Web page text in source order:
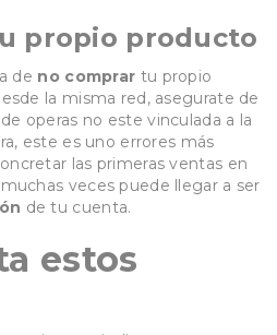
propio producto
de no comprar tu propio
la misma red, asegurate de
operas no este vinculada a la
este es uno errores más
las primeras ventas en
veces puede llegar a ser
de tu cuenta.
estos